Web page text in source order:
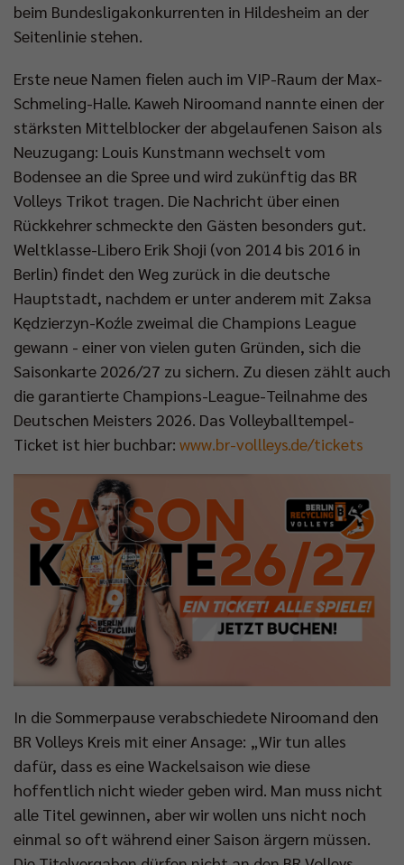
beim Bundesligakonkurrenten in Hildesheim an der
Seitenlinie stehen.
Erste neue Namen fielen auch im VIP-Raum der Max-
Schmeling-Halle. Kaweh Niroomand nannte einen der
stärksten Mittelblocker der abgelaufenen Saison als
Neuzugang: Louis Kunstmann wechselt vom
Bodensee an die Spree und wird zukünftig das BR
Volleys Trikot tragen. Die Nachricht über einen
Rückkehrer schmeckte den Gästen besonders gut.
Weltklasse-Libero Erik Shoji (von 2014 bis 2016 in
Berlin) findet den Weg zurück in die deutsche
Hauptstadt, nachdem er unter anderem mit Zaksa
Kędzierzyn-Koźle zweimal die Champions League
gewann - einer von vielen guten Gründen, sich die
Saisonkarte 2026/27 zu sichern. Zu diesen zählt auch
die garantierte Champions-League-Teilnahme des
Deutschen Meisters 2026. Das Volleyballtempel-
Ticket ist hier buchbar: www.br-vollleys.de/tickets
In die Sommerpause verabschiedete Niroomand den
BR Volleys Kreis mit einer Ansage: „Wir tun alles
dafür, dass es eine Wackelsaison wie diese
hoffentlich nicht wieder geben wird. Man muss nicht
alle Titel gewinnen, aber wir wollen uns nicht noch
einmal so oft während einer Saison ärgern müssen.